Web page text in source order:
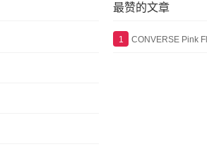
最赞的文章
1 CONVERSE Pink